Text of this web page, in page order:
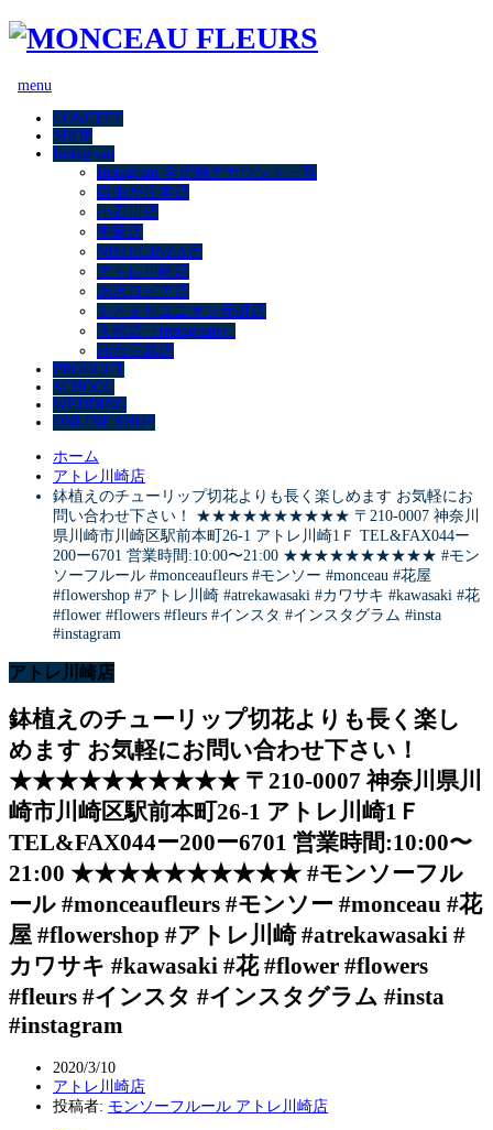
menu
CONCEPT
SHOP
Instagram
Instagram 全店舗アカウント一覧
自由が丘本店
小石川店
中延店
NISHIGINZA店
アトレ川崎店
水沢ロピア店
もとまちユニオン元町店
大船店（Instagram）
仙台三越店
PRODUCT
SCHOOL
WEDDING
ONLINE SHOP
ホーム
アトレ川崎店
鉢植えのチューリップ切花よりも長く楽しめます️ お気軽にお
問い合わせ下さい！ ★★★★★★★★★★ 〒210-0007 神奈川
県川崎市川崎区駅前本町26-1 アトレ川崎1Ｆ TEL&FAX044ー
200ー6701 営業時間:10:00〜21:00 ★★★★★★★★★★ #モン
ソーフルール #monceaufleurs #モンソー #monceau #花屋
#flowershop #アトレ川崎 #atrekawasaki #カワサキ #kawasaki #花
#flower #flowers #fleurs #インスタ #インスタグラム #insta
#instagram
アトレ川崎店
鉢植えのチューリップ切花よりも長く楽し
めます️ お気軽にお問い合わせ下さい！
★★★★★★★★★★ 〒210-0007 神奈川県川
崎市川崎区駅前本町26-1 アトレ川崎1Ｆ
TEL&FAX044ー200ー6701 営業時間:10:00〜
21:00 ★★★★★★★★★★ #モンソーフル
ール #monceaufleurs #モンソー #monceau #花
屋 #flowershop #アトレ川崎 #atrekawasaki #
カワサキ #kawasaki #花 #flower #flowers
#fleurs #インスタ #インスタグラム #insta
#instagram
2020/3/10
アトレ川崎店
投稿者: モンソーフルール アトレ川崎店